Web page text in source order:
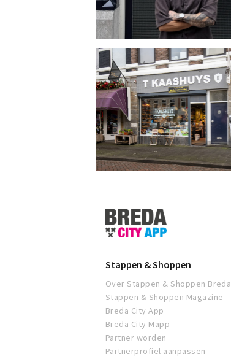
Stappen
&
Shoppen
Stappen & Shoppen
Over Stappen & Shoppen Breda
Stappen & Shoppen Magazine
Breda City App
Breda City Mapp
Partner worden
Partnerprofiel aanpassen